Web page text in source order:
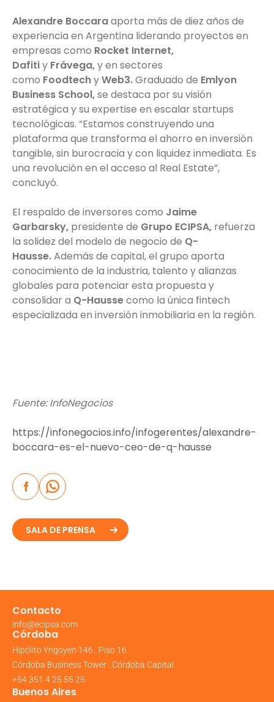
Alexandre Boccaraaporta más de diez años de
experiencia en Argentina liderando proyectos en
empresas como Rocket Internet,
Dafitiy Frávega,y en sectores
como FoodtechyWeb3.Graduado de Emlyon
Business School,se destaca por su visión
estratégica y su expertise en escalar startups
tecnológicas. “Estamos construyendo una
plataforma que transforma el ahorro en inversión
tangible, sin burocracia y con liquidez inmediata. Es
una revolución en el acceso al Real Estate”,
concluyó.
El respaldo de inversores como Jaime
Garbarsky, presidente de Grupo ECIPSA, refuerza
la solidez del modelo de negocio de Q-
Hausse.Además de capital, el grupo aporta
conocimiento de la industria, talento y alianzas
globales para potenciar esta propuesta y
consolidar a Q-Haussecomo la única fintech
especializada en inversión inmobiliaria en la región.
Fuente: InfoNegocios
https://infonegocios.info/infogerentes/alexandre-
boccara-es-el-nuevo-ceo-de-q-hausse
SALA DE PRENSA
Contacto
info@ecipsa.com
Córdoba
Hipólito Yrigoyen 146 . Piso 16
Córdoba Business Tower . Córdoba Capital
+54 351 4 25 55 25
Buenos Aires